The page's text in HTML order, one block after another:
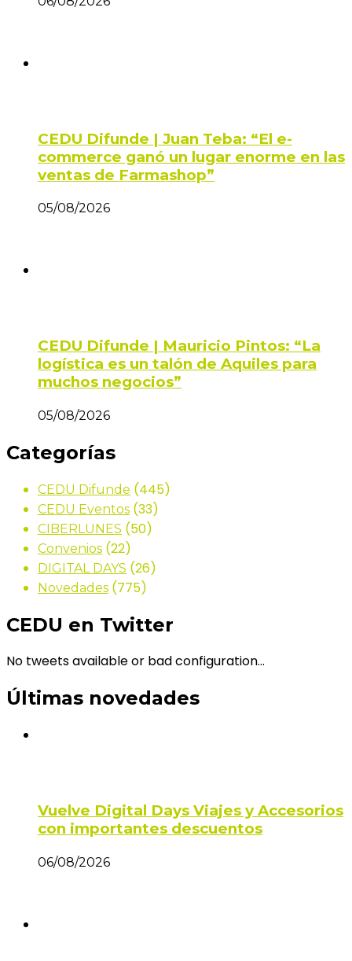
CEDU Difunde | Juan Teba: “El e-
commerce ganó un lugar enorme en las
ventas de Farmashop”
05/08/2026
CEDU Difunde | Mauricio Pintos: “La
logística es un talón de Aquiles para
muchos negocios”
05/08/2026
Categorías
CEDU Difunde (445)
CEDU Eventos (33)
CIBERLUNES (50)
Convenios (22)
DIGITAL DAYS (26)
Novedades (775)
CEDU en Twitter
No tweets available or bad configuration...
Últimas novedades
Vuelve Digital Days Viajes y Accesorios
con importantes descuentos
06/08/2026